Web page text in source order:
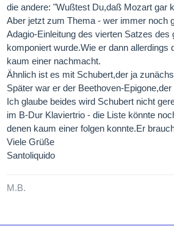
die andere: "Wußtest Du,daß Mozart gar
Aber jetzt zum Thema - wer immer noch
Adagio-Einleitung des vierten Satzes
komponiert wurde.Wie er dann
kaum einer nachmacht.
Ähnlich ist es mit Schubert,der ja
Später war er der Beethoven-
Ich glaube beides wird Schubert nicht
im B-Dur Klaviertrio - die Liste könnte
denen kaum einer folgen konnte.Er
Viele Grüße
Santoliquido
M.B.